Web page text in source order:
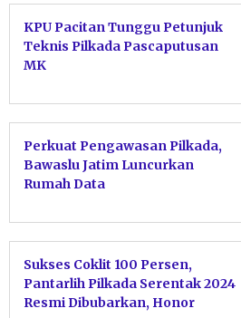
KPU Pacitan Tunggu Petunjuk
Teknis Pilkada Pascaputusan
MK
Perkuat Pengawasan Pilkada,
Bawaslu Jatim Luncurkan
Rumah Data
Sukses Coklit 100 Persen,
Pantarlih Pilkada Serentak 2024
Resmi Dibubarkan, Honor